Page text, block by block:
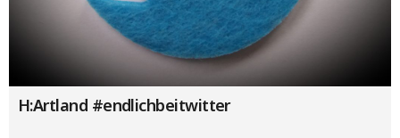
H:Artland #endlichbeitwitter